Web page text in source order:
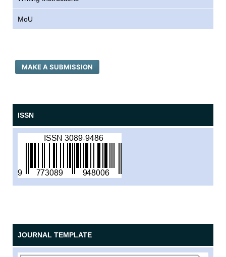
MoU
MAKE A SUBMISSION
ISSN
JOURNAL TEMPLATE